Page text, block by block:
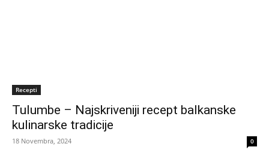
Recepti
Tulumbe – Najskriveniji recept balkanske
kulinarske tradicije
18 Novembra, 2024 0